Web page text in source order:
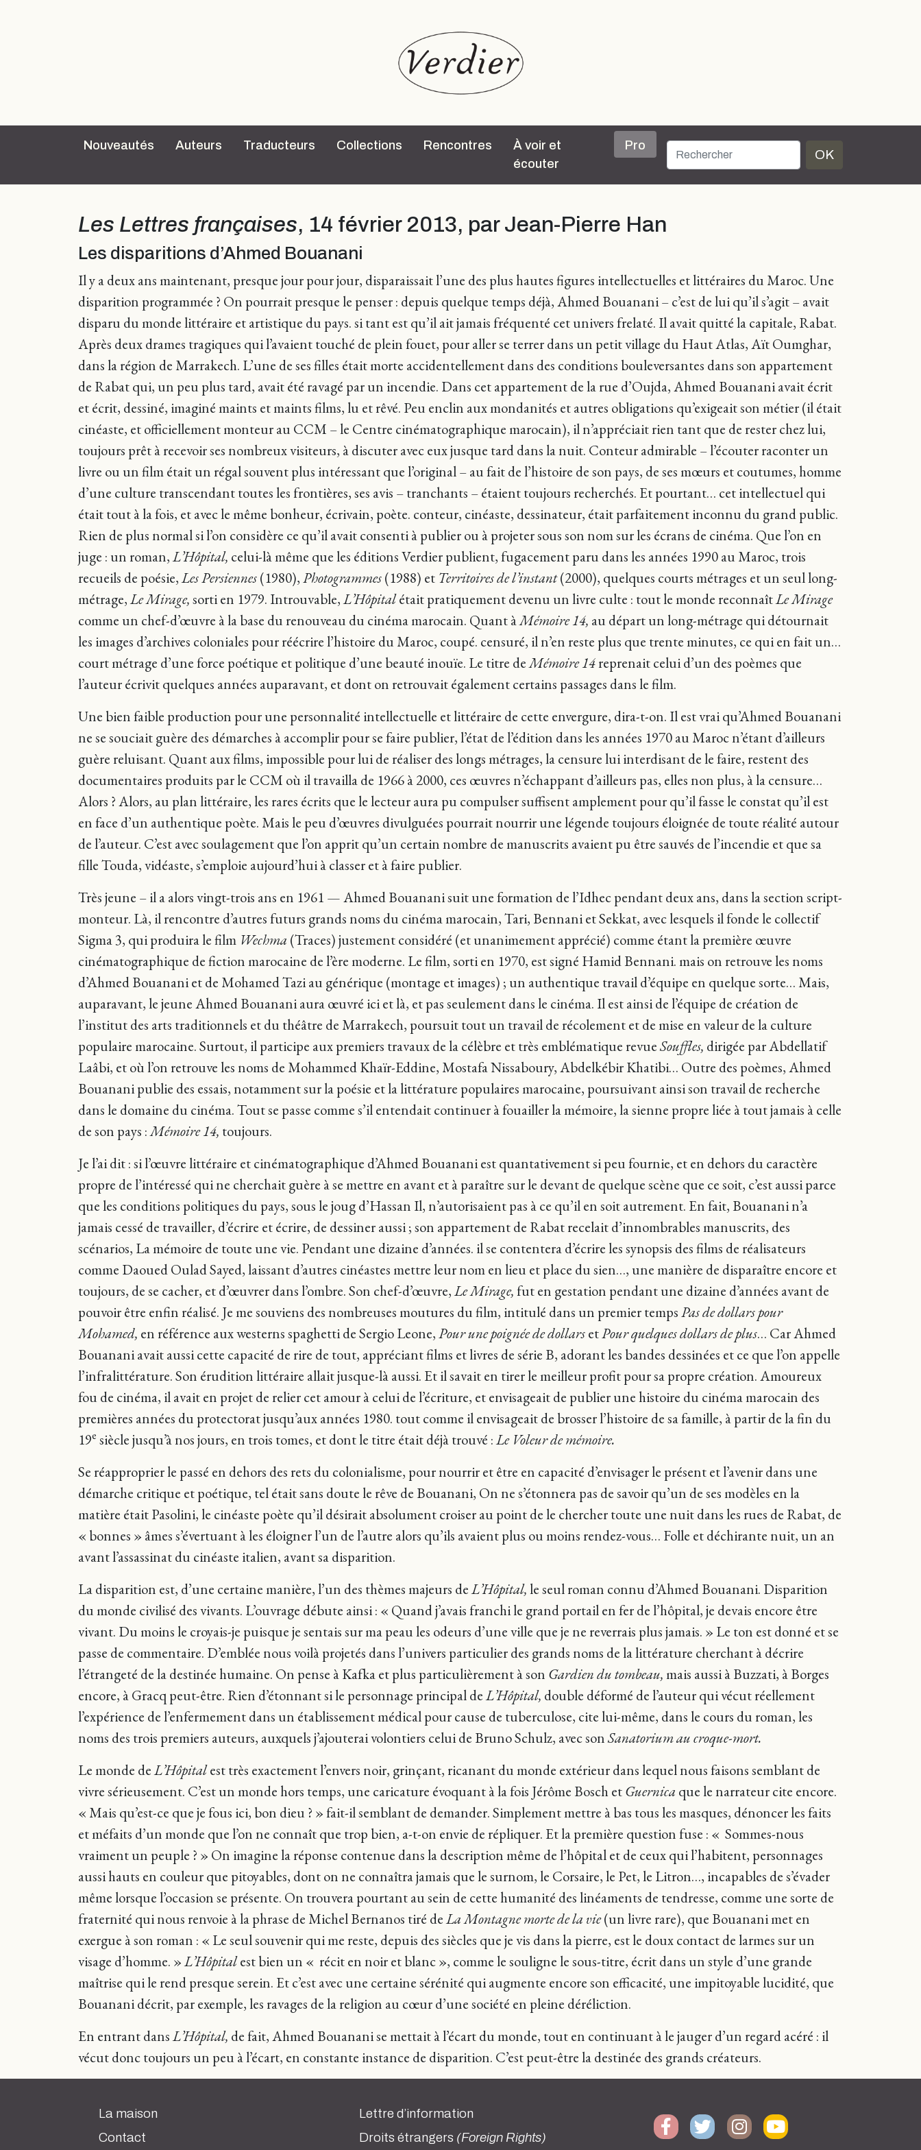
Nouveautés Auteurs Traducteurs Collections Rencontres
À voir et
écouter
Pro
OK
Les Lettres françaises, 14 février 2013, par Jean-Pierre Han
Les disparitions d’Ahmed Bouanani
Il y a deux ans maintenant, presque jour pour jour, disparaissait l’une des plus hautes figures intellectuelles et littéraires du Maroc. Une
disparition programmée ? On pourrait presque le penser : depuis quelque temps déjà, Ahmed Bouanani – c’est de lui qu’il s’agit – avait
disparu du monde littéraire et artistique du pays. si tant est qu’il ait jamais fréquenté cet univers frelaté. Il avait quitté la capitale, Rabat.
Après deux drames tragiques qui l’avaient touché de plein fouet, pour aller se terrer dans un petit village du Haut Atlas, Aït Oumghar,
dans la région de Marrakech. L’une de ses filles était morte accidentellement dans des conditions bouleversantes dans son appartement
de Rabat qui, un peu plus tard, avait été ravagé par un incendie. Dans cet appartement de la rue d’Oujda, Ahmed Bouanani avait écrit
et écrit, dessiné, imaginé maints et maints films, lu et rêvé. Peu enclin aux mondanités et autres obligations qu’exigeait son métier (il était
cinéaste, et officiellement monteur au CCM – le Centre cinématographique marocain), il n’appréciait rien tant que de rester chez lui,
toujours prêt à recevoir ses nombreux visiteurs, à discuter avec eux jusque tard dans la nuit. Conteur admirable – l’écouter raconter un
livre ou un film était un régal souvent plus intéressant que l’original – au fait de l’histoire de son pays, de ses mœurs et coutumes, homme
d’une culture transcendant toutes les frontières, ses avis – tranchants – étaient toujours recherchés. Et pourtant… cet intellectuel qui
était tout à la fois, et avec le même bonheur, écrivain, poète. conteur, cinéaste, dessinateur, était parfaitement inconnu du grand public.
Rien de plus normal si l’on considère ce qu’il avait consenti à publier ou à projeter sous son nom sur les écrans de cinéma. Que l’on en
juge : un roman,L’Hôpital, celui-là même que les éditions Verdier publient, fugacement paru dans les années 1990 au Maroc, trois
recueils de poésie,Les Persiennes(1980),Photogrammes(1988) et Territoires de l’instant(2000), quelques courts métrages et un seul long-
métrage,Le Mirage,sorti en 1979. Introuvable,L’Hôpitalétait pratiquement devenu un livre culte : tout le monde reconnaîtLe Mirage
comme un chef-d’œuvre à la base du renouveau du cinéma marocain. Quant àMémoire 14, au départ un long-métrage qui détournait
les images d’archives coloniales pour réécrire l’histoire du Maroc, coupé. censuré, il n’en reste plus que trente minutes, ce qui en fait un…
court métrage d’une force poétique et politique d’une beauté inouïe. Le titre deMémoire 14reprenait celui d’un des poèmes que
l’auteur écrivit quelques années auparavant, et dont on retrouvait également certains passages dans le film.
Une bien faible production pour une personnalité intellectuelle et littéraire de cette envergure, dira-t-on. Il est vrai qu’Ahmed Bouanani
ne se souciait guère des démarches à accomplir pour se faire publier, l’état de l’édition dans les années 1970 au Maroc n’étant d’ailleurs
guère reluisant. Quant aux films, impossible pour lui de réaliser des longs métrages, la censure lui interdisant de le faire, restent des
documentaires produits par le CCM où il travailla de 1966 à 2000, ces œuvres n’échappant d’ailleurs pas, elles non plus, à la censure…
Alors ? Alors, au plan littéraire, les rares écrits que le lecteur aura pu compulser suffisent amplement pour qu’il fasse le constat qu’il est
en face d’un authentique poète. Mais le peu d’œuvres divulguées pourrait nourrir une légende toujours éloignée de toute réalité autour
de l’auteur. C’est avec soulagement que l’on apprit qu’un certain nombre de manuscrits avaient pu être sauvés de l’incendie et que sa
fille Touda, vidéaste, s’emploie aujourd’hui à classer et à faire publier.
Très jeune – il a alors vingt-trois ans en 1961 — Ahmed Bouanani suit une formation de l’Idhec pendant deux ans, dans la section script-
monteur. Là, il rencontre d’autres futurs grands noms du cinéma marocain, Tari, Bennani et Sekkat, avec lesquels il fonde le collectif
Sigma 3, qui produira le film Wechma (Traces) justement considéré (et unanimement apprécié) comme étant la première œuvre
cinématographique de fiction marocaine de l’ère moderne. Le film, sorti en 1970, est signé Hamid Bennani. mais on retrouve les noms
d’Ahmed Bouanani et de Mohamed Tazi au générique (montage et images) ; un authentique travail d’équipe en quelque sorte… Mais,
auparavant, le jeune Ahmed Bouanani aura œuvré ici et là, et pas seulement dans le cinéma. Il est ainsi de l’équipe de création de
l’institut des arts traditionnels et du théâtre de Marrakech, poursuit tout un travail de récolement et de mise en valeur de la culture
populaire marocaine. Surtout, il participe aux premiers travaux de la célèbre et très emblématique revueSouffles, dirigée par Abdellatif
Laâbi, et où l’on retrouve les noms de Mohammed Khaïr-Eddine, Mostafa Nissaboury, Abdelkébir Khatibi… Outre des poèmes, Ahmed
Bouanani publie des essais, notamment sur la poésie et la littérature populaires marocaine, poursuivant ainsi son travail de recherche
dans le domaine du cinéma. Tout se passe comme s’il entendait continuer à fouailler la mémoire, la sienne propre liée à tout jamais à celle
de son pays :Mémoire 14, toujours.
Je l’ai dit : si l’œuvre littéraire et cinématographique d’Ahmed Bouanani est quantativement si peu fournie, et en dehors du caractère
propre de l’intéressé qui ne cherchait guère à se mettre en avant et à paraître sur le devant de quelque scène que ce soit, c’est aussi parce
que les conditions politiques du pays, sous le joug d’Hassan Il, n’autorisaient pas à ce qu’il en soit autrement. En fait, Bouanani n’a
jamais cessé de travailler, d’écrire et écrire, de dessiner aussi ; son appartement de Rabat recelait d’innombrables manuscrits, des
scénarios, La mémoire de toute une vie. Pendant une dizaine d’années. il se contentera d’écrire les synopsis des films de réalisateurs
comme Daoued Oulad Sayed, laissant d’autres cinéastes mettre leur nom en lieu et place du sien…, une manière de disparaître encore et
toujours, de se cacher, et d’œuvrer dans l’ombre. Son chef-d’œuvre,Le Mirage,fut en gestation pendant une dizaine d’années avant de
pouvoir être enfin réalisé. Je me souviens des nombreuses moutures du film, intitulé dans un premier tempsPas de dollars pour
Mohamed, en référence aux westerns spaghetti de Sergio Leone,Pour une poignée de dollarsetPour quelques dollars de plus… Car Ahmed
Bouanani avait aussi cette capacité de rire de tout, appréciant films et livres de série B, adorant les bandes dessinées et ce que l’on appelle
l’infralittérature. Son érudition littéraire allait jusque-là aussi. Et il savait en tirer le meilleur profit pour sa propre création. Amoureux
fou de cinéma, il avait en projet de relier cet amour à celui de l’écriture, et envisageait de publier une histoire du cinéma marocain des
premières années du protectorat jusqu’aux années 1980. tout comme il envisageait de brosser l’histoire de sa famille, à partir de la fin du
19e siècle jusqu’à nos jours, en trois tomes, et dont le titre était déjà trouvé :Le Voleur de mémoire.
Se réapproprier le passé en dehors des rets du colonialisme, pour nourrir et être en capacité d’envisager le présent et l’avenir dans une
démarche critique et poétique, tel était sans doute le rêve de Bouanani, On ne s’étonnera pas de savoir qu’un de ses modèles en la
matière était Pasolini, le cinéaste poète qu’il désirait absolument croiser au point de le chercher toute une nuit dans les rues de Rabat, de
« bonnes » âmes s’évertuant à les éloigner l’un de l’autre alors qu’ils avaient plus ou moins rendez-vous… Folle et déchirante nuit, un an
avant l’assassinat du cinéaste italien, avant sa disparition.
La disparition est, d’une certaine manière, l’un des thèmes majeurs deL’Hôpital,le seul roman connu d’Ahmed Bouanani. Disparition
du monde civilisé des vivants. L’ouvrage débute ainsi : « Quand j’avais franchi le grand portail en fer de l’hôpital, je devais encore être
vivant. Du moins le croyais-je puisque je sentais sur ma peau les odeurs d’une ville que je ne reverrais plus jamais. » Le ton est donné et se
passe de commentaire. D’emblée nous voilà projetés dans l’univers particulier des grands noms de la littérature cherchant à décrire
l’étrangeté de la destinée humaine. On pense à Kafka et plus particulièrement à son Gardien du tombeau,mais aussi à Buzzati, à Borges
encore, à Gracq peut-être. Rien d’étonnant si le personnage principal deL’Hôpital, double déformé de l’auteur qui vécut réellement
l’expérience de l’enfermement dans un établissement médical pour cause de tuberculose, cite lui-même, dans le cours du roman, les
noms des trois premiers auteurs, auxquels j’ajouterai volontiers celui de Bruno Schulz, avec sonSanatorium au croque-mort.
Le monde deL’Hôpitalest très exactement l’envers noir, grinçant, ricanant du monde extérieur dans lequel nous faisons semblant de
vivre sérieusement. C’est un monde hors temps, une caricature évoquant à la fois Jérôme Bosch etGuernica que le narrateur cite encore.
« Mais qu’est-ce que je fous ici, bon dieu ? » fait-il semblant de demander. Simplement mettre à bas tous les masques, dénoncer les faits
et méfaits d’un monde que l’on ne connaît que trop bien, a-t-on envie de répliquer. Et la première question fuse : « Sommes-nous
vraiment un peuple ? » On imagine la réponse contenue dans la description même de l’hôpital et de ceux qui l’habitent, personnages
aussi hauts en couleur que pitoyables, dont on ne connaîtra jamais que le surnom, le Corsaire, le Pet, le Litron…, incapables de s’évader
même lorsque l’occasion se présente. On trouvera pourtant au sein de cette humanité des linéaments de tendresse, comme une sorte de
fraternité qui nous renvoie à la phrase de Michel Bernanos tiré deLaMontagne morte de la vie(un livre rare), que Bouanani met en
exergue à son roman : « Le seul souvenir qui me reste, depuis des siècles que je vis dans la pierre, est le doux contact de larmes sur un
visage d’homme. »L’Hôpitalest bien un « récit en noir et blanc », comme le souligne le sous-titre, écrit dans un style d’une grande
maîtrise qui le rend presque serein. Et c’est avec une certaine sérénité qui augmente encore son efficacité, une impitoyable lucidité, que
Bouanani décrit, par exemple, les ravages de la religion au cœur d’une société en pleine déréliction.
En entrant dansL’Hôpital, de fait, Ahmed Bouanani se mettait à l’écart du monde, tout en continuant à le jauger d’un regard acéré : il
vécut donc toujours un peu à l’écart, en constante instance de disparition. C’est peut-être la destinée des grands créateurs.
La maison
Contact
Lettre d’information
Droits étrangers (Foreign Rights)